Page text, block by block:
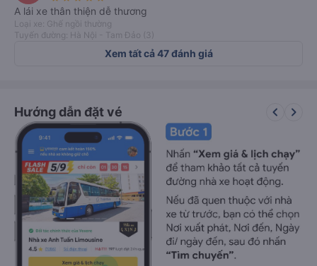
Chi tiết đánh giá
TD Đàm thuỳ dươngverified Đã đi • 23/07/2023
star_rate
Xem tất cả 47 đánh giá
Hướng dẫn đặt vé keyboard_arrow_leftkeyboard_arrow_right